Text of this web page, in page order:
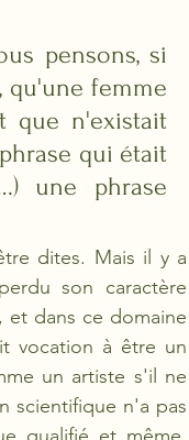
pensons, si
qu'une femme
que n'existait
qui était
une phrase
dites. Mais il y a
son caractère
et dans ce domaine
vocation à être un
un artiste s'il ne
scientifique n'a pas